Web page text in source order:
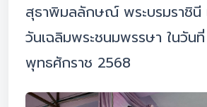
สุธาพิมลลักษณ์ พระบรมราชินี
วันเฉลิมพระชนมพรรษา ในวัน
พุทธศักราช 2568